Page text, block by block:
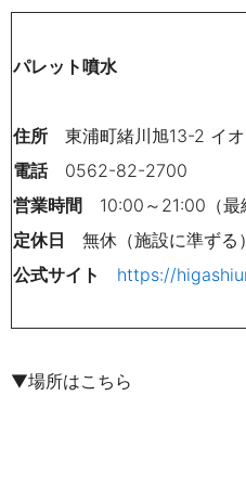
パレット噴水
住所 東浦町緒川旭13-2 イ
電話0562-82-2700
営業時間 10:00～21:00（最
定休日 無休（施設に準ずる）
公式サイト
https://
▼場所はこちら